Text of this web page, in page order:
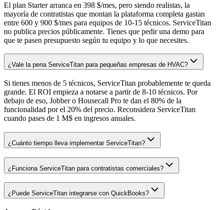
El plan Starter arranca en 398 $/mes, pero siendo realistas, la
mayoría de contratistas que montan la plataforma completa gastan
entre 600 y 900 $/mes para equipos de 10-15 técnicos. ServiceTitan
no publica precios públicamente. Tienes que pedir una demo para
que te pasen presupuesto según tu equipo y lo que necesites.
¿Vale la pena ServiceTitan para pequeñas empresas de HVAC?
Si tienes menos de 5 técnicos, ServiceTitan probablemente te queda
grande. El ROI empieza a notarse a partir de 8-10 técnicos. Por
debajo de eso, Jobber o Housecall Pro te dan el 80% de la
funcionalidad por el 20% del precio. Reconsidera ServiceTitan
cuando pases de 1 M$ en ingresos anuales.
¿Cuánto tiempo lleva implementar ServiceTitan?
¿Funciona ServiceTitan para contratistas comerciales?
¿Puede ServiceTitan integrarse con QuickBooks?